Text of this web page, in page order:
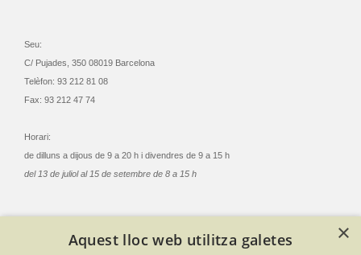
Seu:
C/ Pujades, 350 08019 Barcelona
Telèfon: 93 212 81 08
Fax: 93 212 47 74
Horari:
de dilluns a dijous de 9 a 20 h i divendres de 9 a 15 h
del 13 de juliol al 15 de setembre de 8 a 15 h
×
Aquest lloc web utilitza galetes